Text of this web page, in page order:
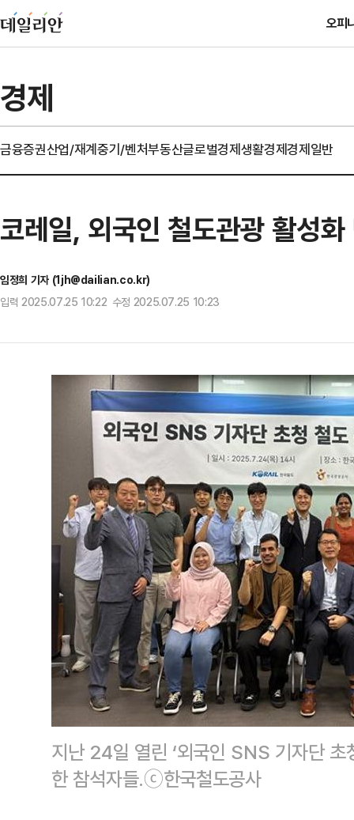
오피
경제
금융증권산업/재계중기/벤처부동산글로벌경제생활경제경제일반
코레일, 외국인 철도관광 활성
임정희 기자 (1jh@dailian.co.kr)
입력 2025.07.25 10:22 수정 2025.07.25 10:23
지난 24일 열린 ‘외국인 SNS 기자단 초
한 참석자들.ⓒ한국철도공사